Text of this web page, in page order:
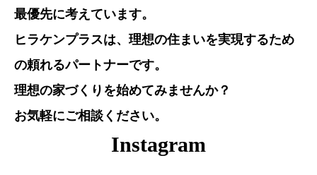
最優先に考えています。
ヒラケンプラスは、理想の住まいを実現するため
の頼れるパートナーです。
理想の家づくりを始めてみませんか？
お気軽にご相談ください。
Instagram